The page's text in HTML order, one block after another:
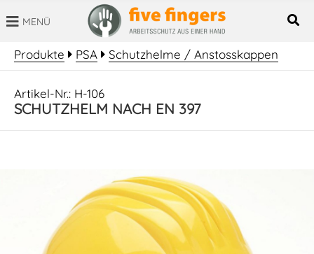
SUCHBEGRIFF
MENÜ
Produkte PSA Schutzhelme / Anstosskappen
Artikel-Nr.: H-106
SCHUTZHELM NACH EN 397